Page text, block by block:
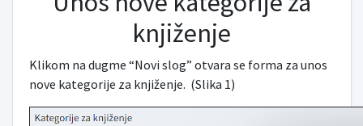
knjiženje
Klikom na dugme “Novi slog” otvara se forma za unos
nove kategorije za knjiženje. (Slika 1)